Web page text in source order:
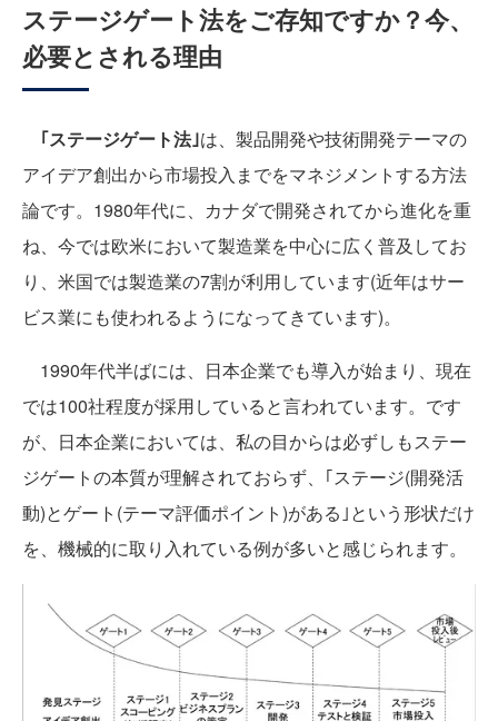
ステージゲート法をご存知ですか？今、
必要とされる理由
｢ステージゲート法｣は、製品開発や技術開発テーマの
アイデア創出から市場投入までをマネジメントする方法
論です。1980年代に、カナダで開発されてから進化を重
ね、今では欧米において製造業を中心に広く普及してお
り、米国では製造業の7割が利用しています(近年はサー
ビス業にも使われるようになってきています)。
1990年代半ばには、日本企業でも導入が始まり、現在
では100社程度が採用していると言われています。です
が、日本企業においては、私の目からは必ずしもステー
ジゲートの本質が理解されておらず、｢ステージ(開発活
動)とゲート(テーマ評価ポイント)がある｣という形状だけ
を、機械的に取り入れている例が多いと感じられます。